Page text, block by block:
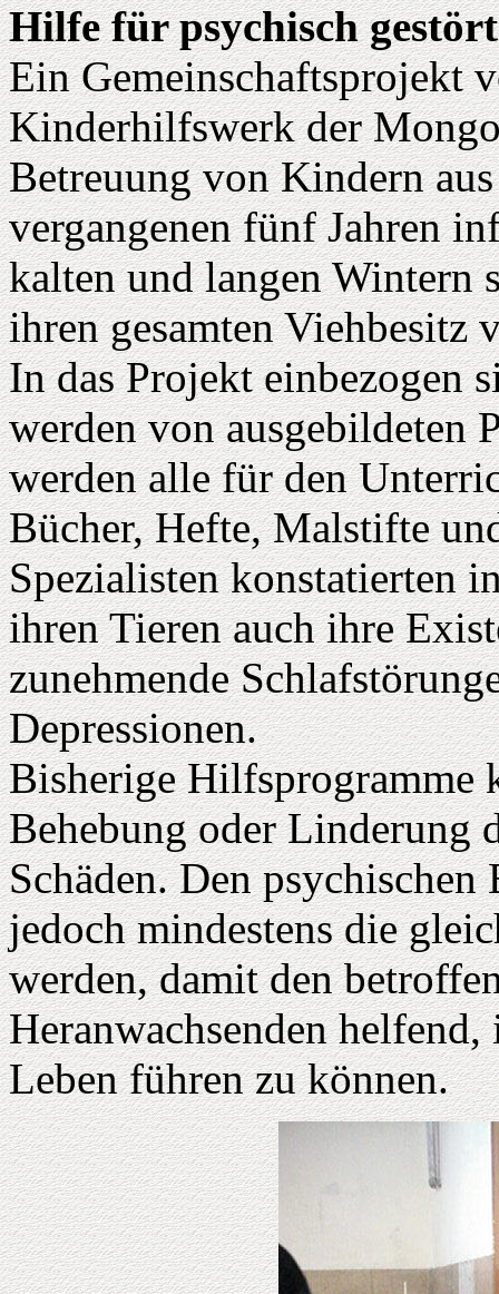
Hilfe für psychisch
Ein Gemeinschaftsprojekt
Kinderhilfswerk der
Betreuung von Kindern
vergangenen fünf Jahren
kalten und langen Wintern
ihren gesamten Viehbesitz
In das Projekt einbezogen
werden von ausgebildeten
werden alle für den
Bücher, Hefte, Malstifte
Spezialisten konstatierten
ihren Tieren auch ihre
zunehmende
Depressionen.
Bisherige Hilfsprogramme
Behebung oder Linderung
Schäden. Den
jedoch mindestens die
werden, damit den
Heranwachsenden
Leben führen zu können.